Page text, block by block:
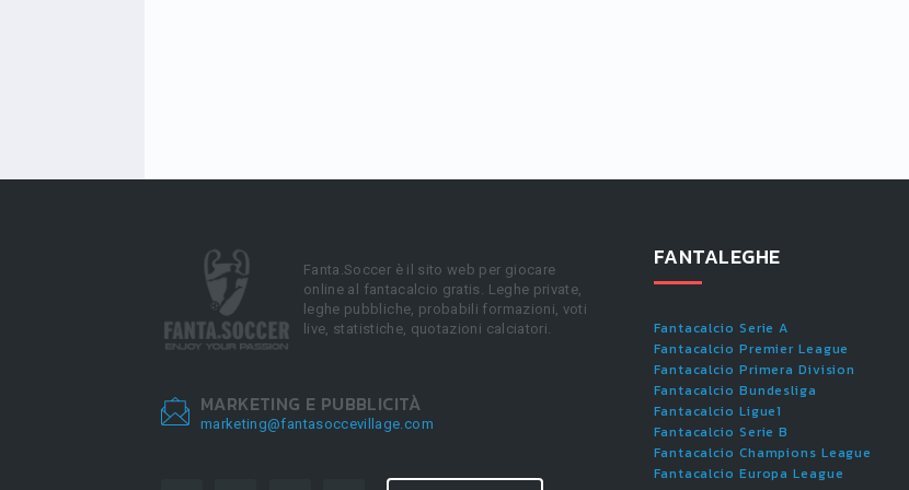
Fanta.Soccer è il sito web per giocare
online al fantacalcio gratis. Leghe private,
leghe pubbliche, probabili formazioni, voti
live, statistiche, quotazioni calciatori.
MARKETING E PUBBLICITÀ
marketing@fantasoccevillage.com
FANTALEGHE
Fantacalcio Serie A
Fantacalcio Premier League
Fantacalcio Primera Division
Fantacalcio Bundesliga
Fantacalcio Ligue1
Fantacalcio Serie B
Fantacalcio Champions League
Fantacalcio Europa League